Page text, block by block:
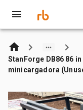
StanForge DB86 86
minicargadora